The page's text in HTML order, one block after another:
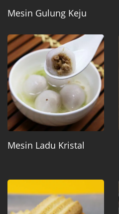
Mesin Gulung Keju
Mesin Ladu Kristal